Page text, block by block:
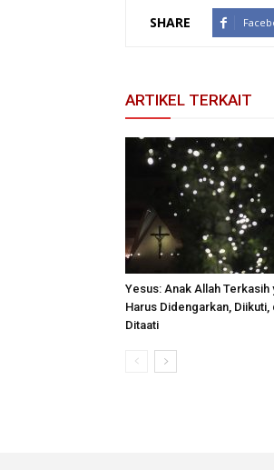
SHARE
ARTIKEL TERKAIT
Yesus: Anak Allah Terkasih
Harus Didengarkan, Diikuti,
Ditaati